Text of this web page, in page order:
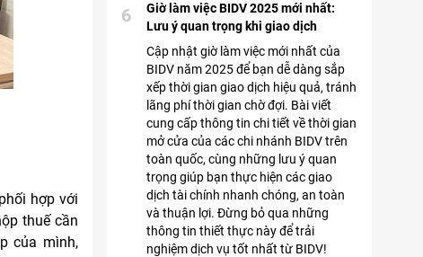
hợp với
thuế cần
của mình,
Giờ làm việc BIDV 2025 mới nhất:
Lưu ý quan trọng khi giao dịch
6
Cập nhật giờ làm việc mới nhất của
BIDV năm 2025 để bạn dễ dàng sắp
xếp thời gian giao dịch hiệu quả, tránh
lãng phí thời gian chờ đợi. Bài viết
cung cấp thông tin chi tiết về thời gian
mở cửa của các chi nhánh BIDV trên
toàn quốc, cùng những lưu ý quan
trọng giúp bạn thực hiện các giao
dịch tài chính nhanh chóng, an toàn
và thuận lợi. Đừng bỏ qua những
thông tin thiết thực này để trải
nghiệm dịch vụ tốt nhất từ BIDV!